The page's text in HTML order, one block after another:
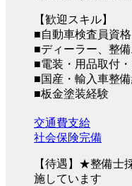
【歓迎スキル】
■自動車検査員資格
■ディーラー、整
■電装・用品取付
■国産・輸入車整
■板金塗装経験
交通費支給
社会保険完備
【待遇】★整備士
施しています